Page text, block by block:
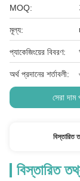
MOQ:
মূল্য:
প্যাকেজিংয়ের বিবরণ:
অর্থ প্রদানের শর্তাবলী:
সেরা দাম
বিস্তারিত
বিস্তারিত